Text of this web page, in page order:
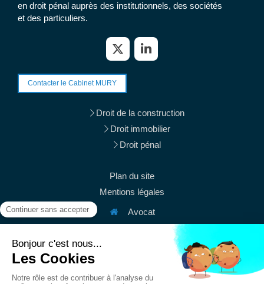
en droit pénal auprès des institutionnels, des sociétés
et des particuliers.
Contacter le Cabinet MURY
Droit de la construction
Droit immobilier
Droit pénal
Plan du site
Mentions légales
Avocat
38 rue du Mont Thabor
Afficher le téléphone